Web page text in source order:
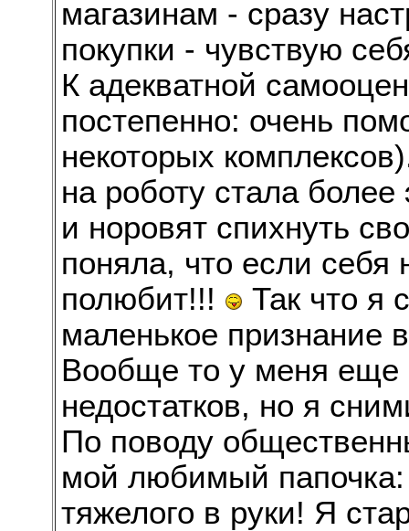
магазинам - сразу
покупки - чувствую
К адекватной
постепенно: очень
некоторых
на роботу стала более
и норовят спихнуть
поняла, что если
полюбит!!!
Так что я
маленькое признание
Вообще то у меня еще
недостатков, но я
По поводу
мой любимый папочка:
тяжелого в руки! Я